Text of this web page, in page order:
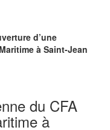
d’une
à Saint-Jean
du CFA
à